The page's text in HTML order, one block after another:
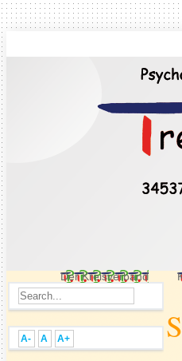
Der Kreisverband
A- A A+